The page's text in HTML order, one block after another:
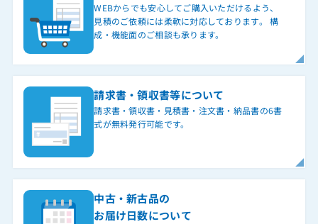
WEBからでも安心してご購入いただけるよう、
見積のご依頼には柔軟に対応しております。 構
成・機能面のご相談も承ります。
請求書・領収書等について
請求書・領収書・見積書・注文書・納品書の6書
式が無料発行可能です。
中古・新古品の
お届け日数について